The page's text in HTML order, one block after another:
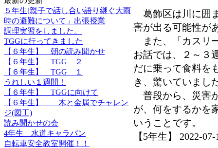
５年生[親子で話し合い語り継ぐ大雨
時の避難について」出張授業
調理実習をしました。
TGGに行ってきました
【６年生】 朝の読み聞かせ
【６年生】 TGG ２
【６年生】 TGG １
うれしい１週間！
【６年生】 TGGに向けて
【６年生】 木と金属でチャレン
ジ(図工)
読み聞かせの会
4年生 水道キャラバン
自転車安全教室開催！！
葛飾区は川に囲
害が出る可能性が
また、「カスリ
お話では、２～３
だに乗って食料を
き、驚いていまし
普段から、災害
が、何をするかを
いうことです。
【5年生】 2022-